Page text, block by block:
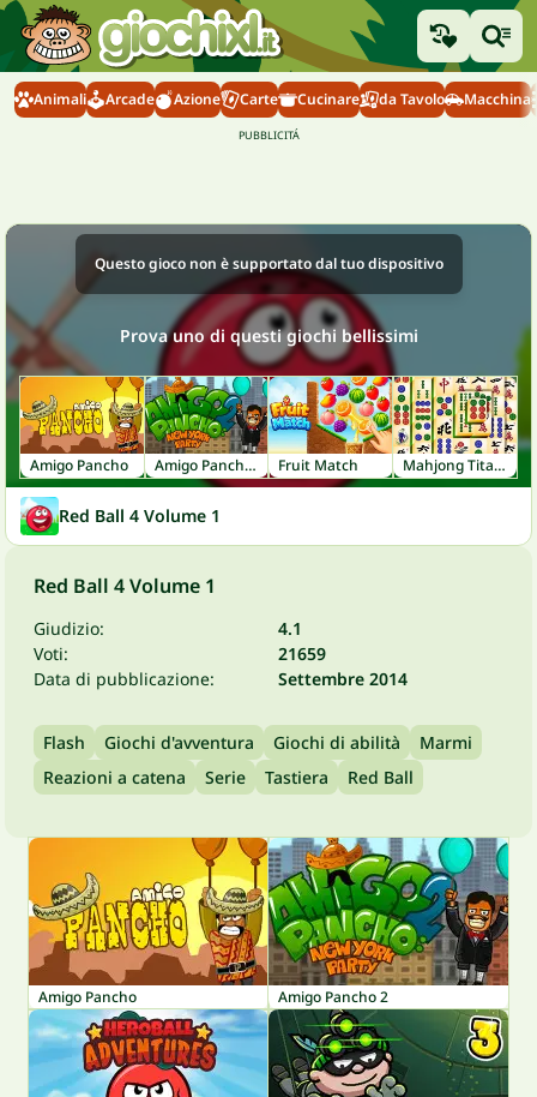
Animali Arcade Azione Carte Cucinare da Tavolo Macchina
Questo gioco non è supportato dal tuo dispositivo
Prova uno di questi giochi bellissimi
Amigo Pancho Amigo Pancho 2 Fruit Match Mahjong Titans
Red Ball 4 Volume 1
Red Ball 4 Volume 1
Giudizio:
4.1
Voti:
21659
Data di pubblicazione:
Settembre 2014
Flash Giochi d'avventura Giochi di abilità
Marmi
Reazioni a catena
Serie Tastiera Red Ball
Amigo Pancho Amigo Pancho 2